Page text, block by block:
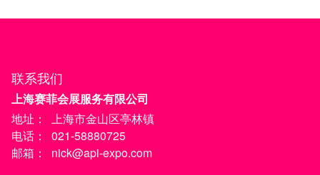
联系我们
上海赛菲会展服务有限公司
地址：
上海市金山区亭林镇
电话：
021-58880725
邮箱：
nick@api-expo.com